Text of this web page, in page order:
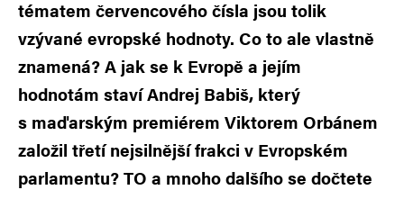
tématem červencového čísla jsou tolik
vzývané evropské hodnoty. Co to ale vlastně
znamená? A jak se k Evropě a jejím
hodnotám staví Andrej Babiš, který
s maďarským premiérem Viktorem Orbánem
založil třetí nejsilnější frakci v Evropském
parlamentu? TO a mnoho dalšího se dočtete